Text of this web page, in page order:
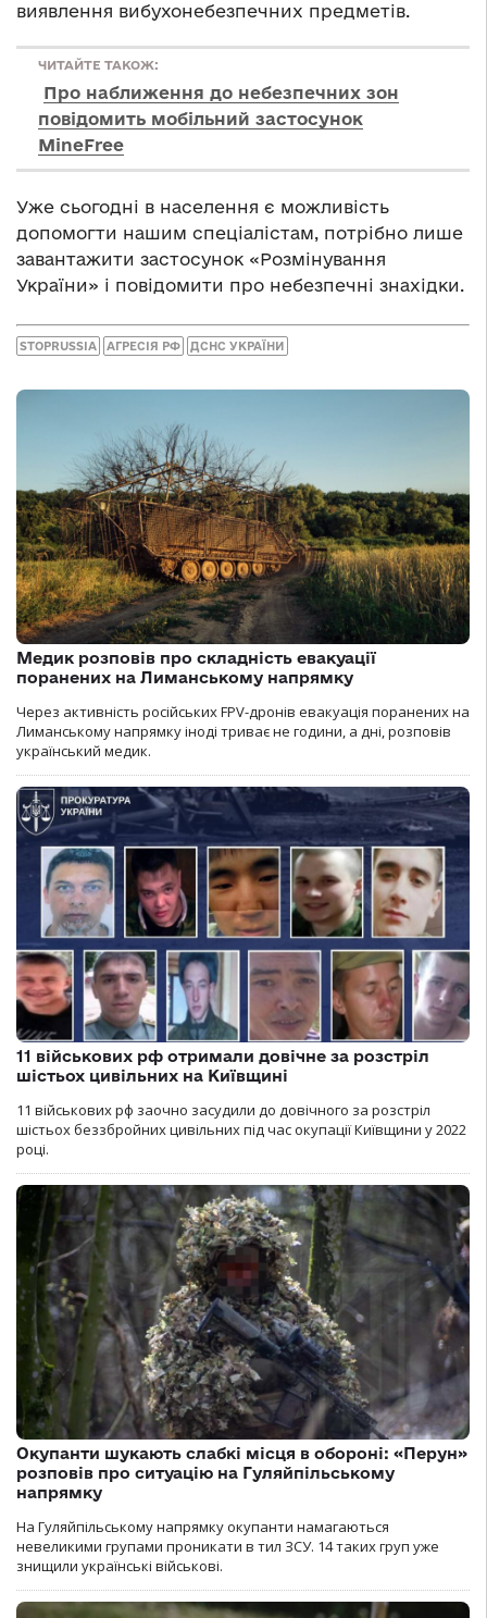
виявлення вибухонебезпечних предметів.
ЧИТАЙТЕ ТАКОЖ:
Про наближення до небезпечних зон
повідомить мобільний застосунок
MinеFree
Уже сьогодні в населення є можливість
допомогти нашим спеціалістам, потрібно лише
завантажити застосунок «Розмінування
України» і повідомити про небезпечні знахідки.
STOPRUSSIA АГРЕСІЯ РФ ДСНС УКРАЇНИ
Медик розповів про складність евакуації
поранених на Лиманському напрямку
Через активність російських FPV-дронів евакуація поранених на
Лиманському напрямку іноді триває не години, а дні, розповів
український медик.
11 військових рф отримали довічне за розстріл
шістьох цивільних на Київщині
11 військових рф заочно засудили до довічного за розстріл
шістьох беззбройних цивільних під час окупації Київщини у 2022
році.
Окупанти шукають слабкі місця в обороні: «Перун»
розповів про ситуацію на Гуляйпільському
напрямку
На Гуляйпільському напрямку окупанти намагаються
невеликими групами проникати в тил ЗСУ. 14 таких груп уже
знищили українські військові.